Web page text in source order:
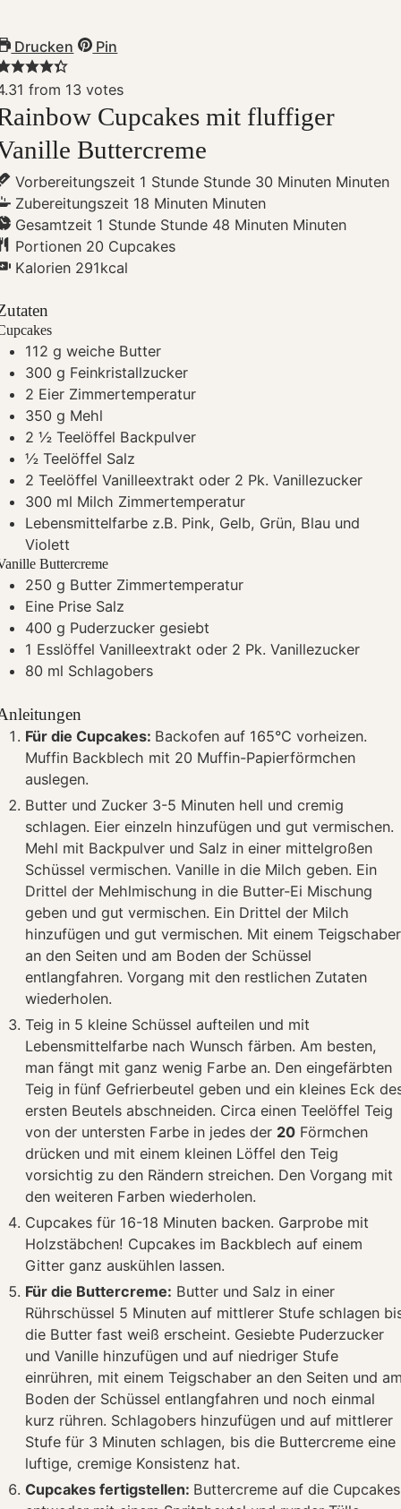
Drucken Pin
from 13 votes
Cupcakes mit fluffiger
Buttercreme
Vorbereitungszeit 1 Stunde Stunde 30 Minuten Minuten
Zubereitungszeit 18 Minuten Minuten
Gesamtzeit 1 Stunde Stunde 48 Minuten Minuten
Portionen 20 Cupcakes
Kalorien 291kcal
112 g weiche Butter
300 g Feinkristallzucker
2 Eier Zimmertemperatur
350 g Mehl
2 ½ Teelöffel Backpulver
½ Teelöffel Salz
2 Teelöffel Vanilleextrakt oder 2 Pk. Vanillezucker
300 ml Milch Zimmertemperatur
Lebensmittelfarbe z.B. Pink, Gelb, Grün, Blau und
Violett
Buttercreme
250 g Butter Zimmertemperatur
Eine Prise Salz
400 g Puderzucker gesiebt
1 Esslöffel Vanilleextrakt oder 2 Pk. Vanillezucker
80 ml Schlagobers
Für die Cupcakes: Backofen auf 165°C vorheizen.
Muffin Backblech mit 20 Muffin-Papierförmchen
auslegen.
Butter und Zucker 3-5 Minuten hell und cremig
schlagen. Eier einzeln hinzufügen und gut vermischen.
Mehl mit Backpulver und Salz in einer mittelgroßen
Schüssel vermischen. Vanille in die Milch geben. Ein
Drittel der Mehlmischung in die Butter-Ei Mischung
geben und gut vermischen. Ein Drittel der Milch
hinzufügen und gut vermischen. Mit einem Teigschaber
an den Seiten und am Boden der Schüssel
entlangfahren. Vorgang mit den restlichen Zutaten
wiederholen.
Teig in 5 kleine Schüssel aufteilen und mit
Lebensmittelfarbe nach Wunsch färben. Am besten,
man fängt mit ganz wenig Farbe an. Den eingefärbten
Teig in fünf Gefrierbeutel geben und ein kleines Eck
ersten Beutels abschneiden. Circa einen Teelöffel Teig
von der untersten Farbe in jedes der 20 Förmchen
drücken und mit einem kleinen Löffel den Teig
vorsichtig zu den Rändern streichen. Den Vorgang mit
den weiteren Farben wiederholen.
Cupcakes für 16-18 Minuten backen. Garprobe mit
Holzstäbchen! Cupcakes im Backblech auf einem
Gitter ganz auskühlen lassen.
Für die Buttercreme: Butter und Salz in einer
Rührschüssel 5 Minuten auf mittlerer Stufe schlagen
die Butter fast weiß erscheint. Gesiebte Puderzucker
und Vanille hinzufügen und auf niedriger Stufe
einrühren, mit einem Teigschaber an den Seiten und
Boden der Schüssel entlangfahren und noch einmal
kurz rühren. Schlagobers hinzufügen und auf mittlerer
Stufe für 3 Minuten schlagen, bis die Buttercreme eine
luftige, cremige Konsistenz hat.
Cupcakes fertigstellen: Buttercreme auf die Cupcakes